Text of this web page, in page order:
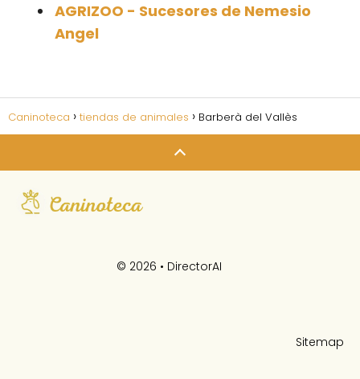
AGRIZOO - Sucesores de Nemesio
Angel
Caninoteca tiendas de animales Barberà del Vallès
© 2026 • DirectorAI
Sitemap